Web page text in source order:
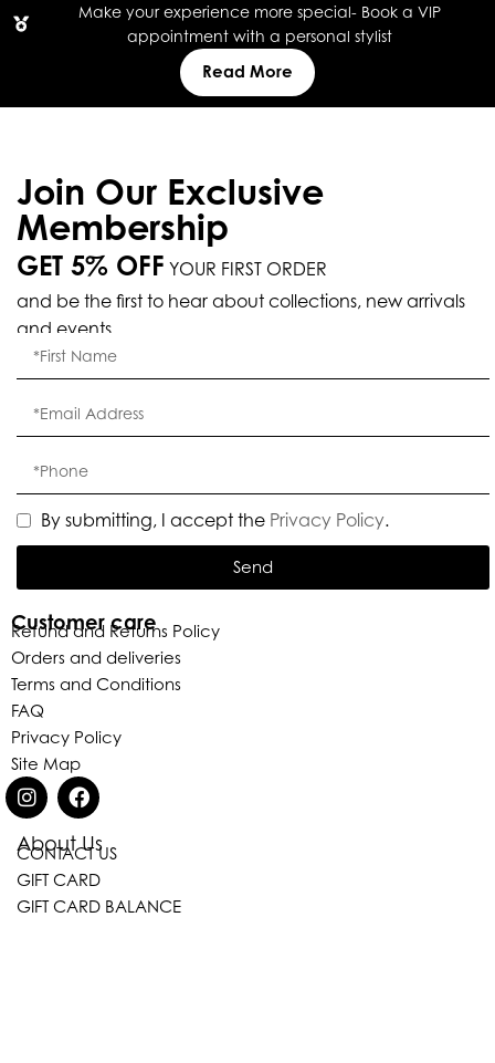
Make your experience more special- Book a VIP
appointment with a personal stylist
Read More
About Us
CONTACT US
GIFT CARD
GIFT CARD BALANCE
Customer care
Refund and Returns Policy
Orders and deliveries
Terms and Conditions
FAQ
Privacy Policy
Site Map
Join Our Exclusive
Membership
GET 5% OFF YOUR FIRST ORDER
and be the first to hear about collections, new arrivals
and events.
By submitting, I accept the Privacy Policy.
Send